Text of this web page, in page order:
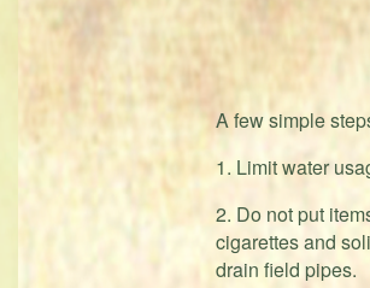
A few simple
1. Limit water
2. Do not put
cigarettes and
drain field pipes.